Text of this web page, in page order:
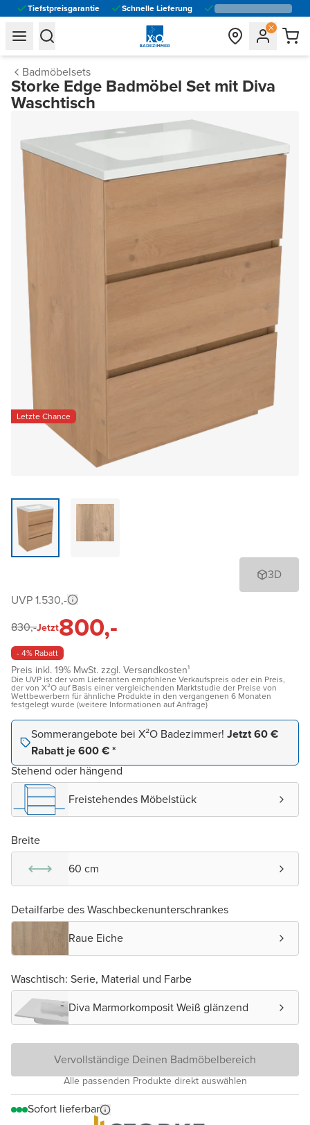
Tiefstpreisgarantie Schnelle Lieferung
general.navigation.toggle_menu.label
general.navigation.toggle_menu.label
Badmöbelsets
Storke Edge Badmöbel Set mit Diva
Waschtisch
Letzte Chance
3D
UVP 1.530,-
830,-Jetzt800,-
- 4% Rabatt
Preis inkl. 19% MwSt. zzgl. Versandkosten¹
Die UVP ist der vom Lieferanten empfohlene Verkaufspreis oder ein Preis,
der von X²O auf Basis einer vergleichenden Marktstudie der Preise von
Wettbewerbern für ähnliche Produkte in den vergangenen 6 Monaten
festgelegt wurde (weitere Informationen auf Anfrage)
Sommerangebote bei X²O Badezimmer! Jetzt 60 €
Rabatt je 600 € *
Stehend oder hängend
Freistehendes Möbelstück
Breite
60 cm
Detailfarbe des Waschbeckenunterschrankes
Raue Eiche
Waschtisch: Serie, Material und Farbe
Diva Marmorkomposit Weiß glänzend
Vervollständige Deinen Badmöbelbereich
Alle passenden Produkte direkt auswählen
Sofort lieferbar